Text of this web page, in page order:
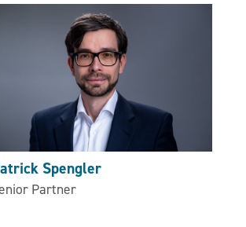
Spengler
Partner